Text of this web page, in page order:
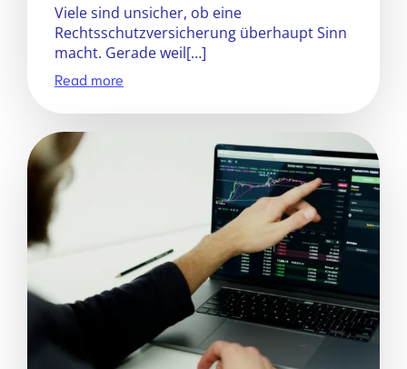
Viele sind unsicher, ob eine
Rechtsschutzversicherung überhaupt Sinn
macht. Gerade weil[…]
Read more